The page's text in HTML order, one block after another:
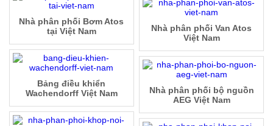
Nhà phân phối Bơm Atos
tại Việt Nam
Nhà phân phối Van Atos
Việt Nam
Bảng điều khiển
Wachendorff Việt Nam
Nhà phân phối bộ nguồn
AEG Việt Nam